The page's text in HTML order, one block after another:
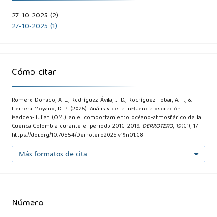
Martin, E. R., & Schumacher, C. (2010). Modulation of
https://doi.org/10.1175/2010JCLI3773.1
Minjares, J., et al. (2025). Evolution of Extreme Madden-
Julian Oscillation Events and their Impacts on South
America.https://arxiv.org/pdf/2507.202893
Recalde-Coronel, G., et al. (2020). Madden-Julian oscillation
influence on sub-seasonal rainfall variability on the west
27-10-2025 (2)
27-10-2025 (1)
Cómo citar
Romero Donado, A. E., Rodríguez Ávila, J. D., Rodríguez Tobar, A. T., &
Herrera Moyano, D. P. (2025). Análisis de la influencia oscilación
Madden-Julian (OMJ) en el comportamiento océano-atmosférico de la
Cuenca Colombia durante el periodo 2010-2019. DERROTERO, 19(01), 17.
https://doi.org/10.70554/Derrotero2025.v19n01.08
Más formatos de cita
Número